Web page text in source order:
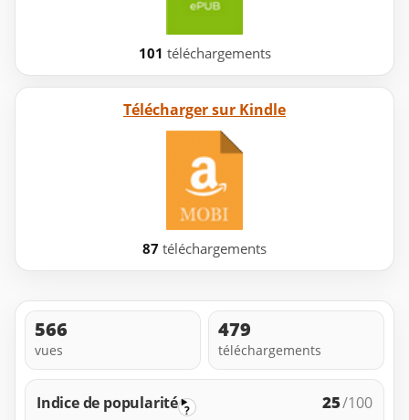
101 téléchargements
Télécharger sur Kindle
87 téléchargements
566
vues
479
téléchargements
Indice de popularité ? 25/100